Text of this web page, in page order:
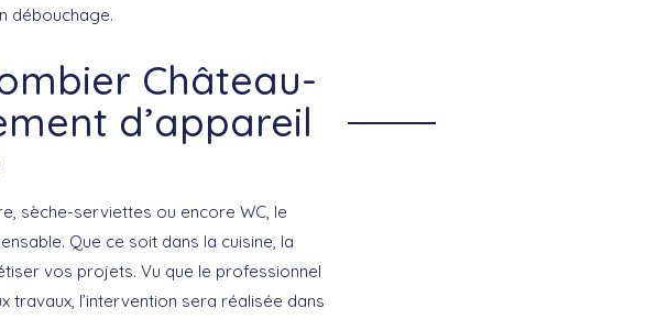
débouchage.
Château-
d’appareil
sèche-serviettes ou encore WC, le
Que ce soit dans la cuisine, la
vos projets. Vu que le professionnel
l’intervention sera réalisée dans